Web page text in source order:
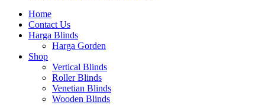
Home
Contact Us
Harga Blinds
Harga Gorden
Shop
Vertical Blinds
Roller Blinds
Venetian Blinds
Wooden Blinds